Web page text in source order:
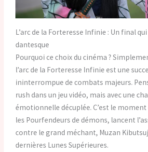
L’arc de la Forteresse Infinie : Un final qui
dantesque
Pourquoi ce choix du cinéma ?
l’arc de la Forteresse Infinie est une
ininterrompue de combats majeurs.
rush dans un jeu vidéo, mais avec une
émotionnelle décuplée. C’est le
les Pourfendeurs de démons, lancent
contre le grand méchant, Muzan
dernières Lunes Supérieures.